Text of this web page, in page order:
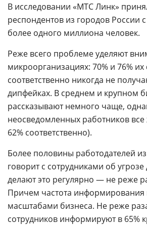
В исследовании «МТС Линк»
респондентов из городов России
более одного миллиона человек.
Реже всего проблеме уделяют
микроорганизациях: 70% и 76% их
соответственно никогда не
дипфейках. В среднем и крупном
рассказывают немного чаще,
неосведомленных работников
62% соответственно).
Более половины работодателей из
говорит с сотрудниками об
делают это регулярно — не реже
Причем частота информирования
масштабами бизнеса. Не реже
сотрудников информируют в 65%